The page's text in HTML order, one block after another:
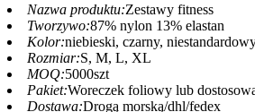
Nazwa produktu:Zestawy fitness
Tworzywo:87% nylon 13% elastan
Kolor:niebieski, czarny,
Rozmiar:S, M, L, XL
MOQ:5000szt
Pakiet:Woreczek foliowy lub
Dostawa:Drogą morską/dhl/fedex